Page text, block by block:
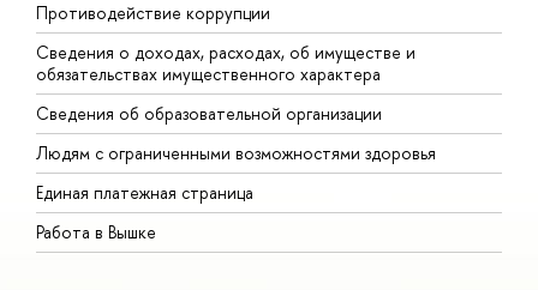
Противодействие коррупции
Сведения о доходах, расходах, об имуществе и
обязательствах имущественного характера
Сведения об образовательной организации
Людям с ограниченными возможностями здоровья
Единая платежная страница
Работа в Вышке